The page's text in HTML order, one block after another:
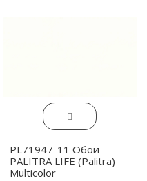
PL71947-11 Обои
PALITRA LIFE (Palitra)
Multicolor